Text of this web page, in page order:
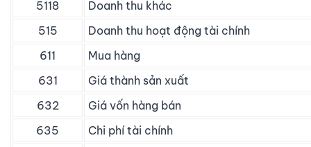
5118
Doanh thu khác
515
Doanh thu hoạt động tài chính
611
Mua hàng
631
Giá thành sản xuất
632
Giá vốn hàng bán
635
Chi phí tài chính